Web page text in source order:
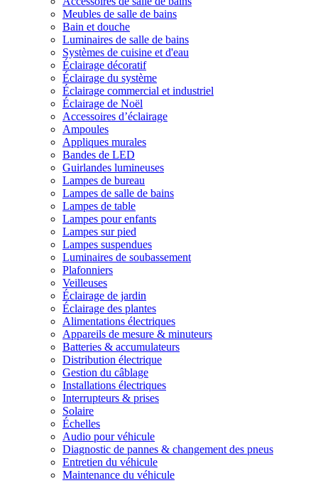
Meubles de salle de bains
Bain et douche
Luminaires de salle de bains
Systèmes de cuisine et d'eau
Éclairage décoratif
Éclairage du système
Éclairage commercial et industriel
Éclairage de Noël
Accessoires d’éclairage
Ampoules
Appliques murales
Bandes de LED
Guirlandes lumineuses
Lampes de bureau
Lampes de salle de bains
Lampes de table
Lampes pour enfants
Lampes sur pied
Lampes suspendues
Luminaires de soubassement
Plafonniers
Veilleuses
Éclairage de jardin
Éclairage des plantes
Alimentations électriques
Appareils de mesure & minuteurs
Batteries & accumulateurs
Distribution électrique
Gestion du câblage
Installations électriques
Interrupteurs & prises
Solaire
Échelles
Audio pour véhicule
Diagnostic de pannes & changement des pneus
Entretien du véhicule
Maintenance du véhicule